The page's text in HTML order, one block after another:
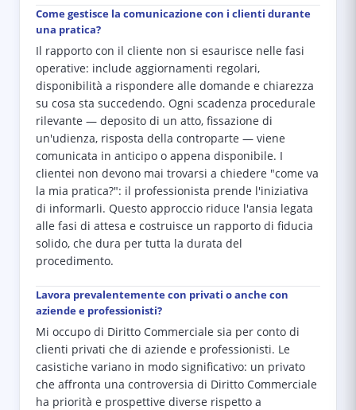
Come gestisce la comunicazione con i clienti durante
una pratica?
Il rapporto con il cliente non si esaurisce nelle fasi
operative: include aggiornamenti regolari,
disponibilità a rispondere alle domande e chiarezza
su cosa sta succedendo. Ogni scadenza procedurale
rilevante — deposito di un atto, fissazione di
un'udienza, risposta della controparte — viene
comunicata in anticipo o appena disponibile. I
clientei non devono mai trovarsi a chiedere "come va
la mia pratica?": il professionista prende l'iniziativa
di informarli. Questo approccio riduce l'ansia legata
alle fasi di attesa e costruisce un rapporto di fiducia
solido, che dura per tutta la durata del
procedimento.
Lavora prevalentemente con privati o anche con
aziende e professionisti?
Mi occupo di Diritto Commerciale sia per conto di
clienti privati che di aziende e professionisti. Le
casistiche variano in modo significativo: un privato
che affronta una controversia di Diritto Commerciale
ha priorità e prospettive diverse rispetto a